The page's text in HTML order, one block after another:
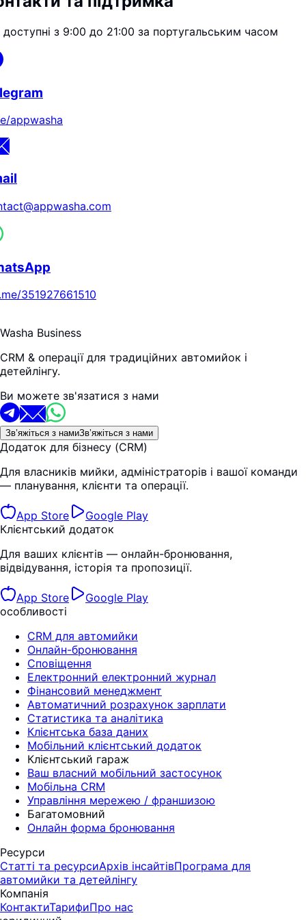
з 9:00 до 21:00 за португальським часом
appwasha
351927661510
Washa Business
CRM & операції для традиційних автомийок і
детейлінгу.
Ви можете зв'язатися з нами
Зв’яжіться з намиЗв’яжіться з нами
Додаток для бізнесу (CRM)
Для власників мийки, адміністраторів і вашої команди
— планування, клієнти та операції.
App Store
Google Play
Клієнтський додаток
Для ваших клієнтів — онлайн-бронювання,
відвідування, історія та пропозиції.
App Store
Google Play
особливості
CRM для автомийки
Онлайн-бронювання
Сповіщення
Електронний електронний журнал
Фінансовий менеджмент
Автоматичний розрахунок зарплати
Статистика та аналітика
Клієнтська база даних
Мобільний клієнтський додаток
Клієнтський гараж
Ваш власний мобільний застосунок
Мобільна CRM
Управління мережею / франшизою
Багатомовний
Онлайн форма бронювання
Ресурси
Статті та ресурсиАрхів інсайтівПрограма для
автомийки та детейлінгу
Компанія
КонтактиТарифиПро нас